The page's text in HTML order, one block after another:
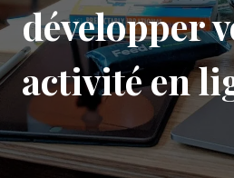
développer
activité en